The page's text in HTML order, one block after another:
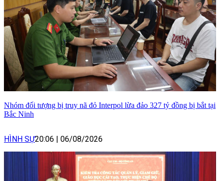
Nhóm đối tượng bị truy nã đỏ Interpol lừa đảo 327 tỷ đồng bị bắt tại
Bắc Ninh
HÌNH SỰ20:06 | 06/08/2026